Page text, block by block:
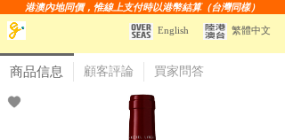
商品信息 顧客評論 買家問答
港澳內地同價，惟線上支付時以港幣結算（台灣同樣）
English 繁體中文